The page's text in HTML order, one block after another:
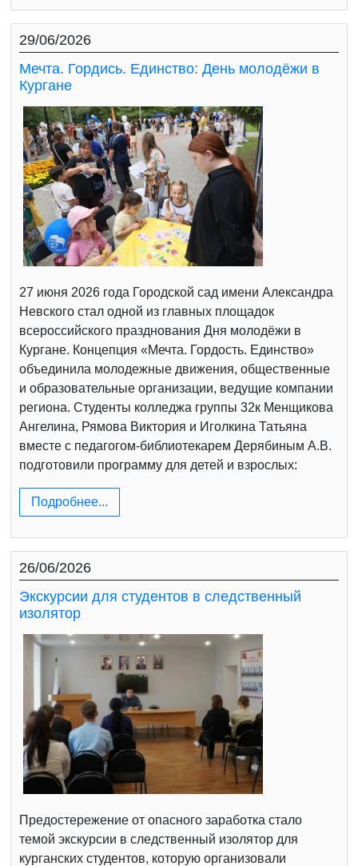
29/06/2026
Мечта. Гордись. Единство: День молодёжи в
Кургане
27 июня 2026 года Городской сад имени Александра
Невского стал одной из главных площадок
всероссийского празднования Дня молодёжи в
Кургане. Концепция «Мечта. Гордость. Единство»
объединила молодежные движения, общественные
и образовательные организации, ведущие компании
региона. Студенты колледжа группы 32к Менщикова
Ангелина, Рямова Виктория и Иголкина Татьяна
вместе с педагогом-библиотекарем Дерябиным А.В.
подготовили программу для детей и взрослых:
Подробнее...
26/06/2026
Экскурсии для студентов в следственный
изолятор
Предостережение от опасного заработка стало
темой экскурсии в следственный изолятор для
курганских студентов, которую организовали